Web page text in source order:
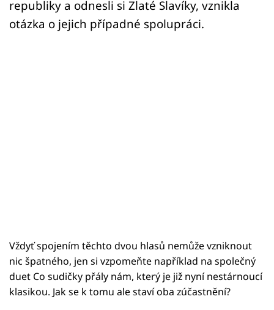
republiky a odnesli si Zlaté Slavíky, vznikla
otázka o jejich případné spolupráci.
Vždyť spojením těchto dvou hlasů nemůže vzniknout
nic špatného, jen si vzpomeňte například na společný
duet Co sudičky přály nám, který je již nyní nestárnoucí
klasikou. Jak se k tomu ale staví oba zúčastnění?